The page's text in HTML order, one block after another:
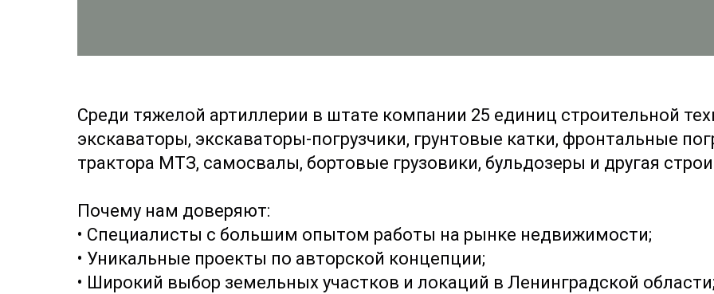
Среди тяжелой артиллерии в штате компании 25 единиц строительной
экскаваторы, экскаваторы-погрузчики, грунтовые катки, фронтальные
трактора МТЗ, самосвалы, бортовые грузовики, бульдозеры и другая
Почему нам доверяют:
• Специалисты с большим опытом работы на рынке недвижимости;
• Уникальные проекты по авторской концепции;
• Широкий выбор земельных участков и локаций в Ленинградской